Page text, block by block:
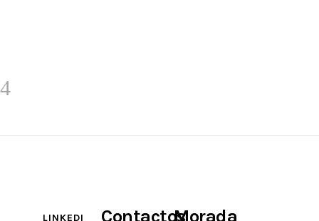
LINKEDI
ContactosMorada